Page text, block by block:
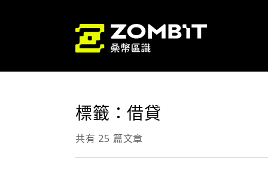
標籤：借貸
共有 25 篇文章